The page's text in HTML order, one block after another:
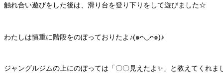
触れ合い遊びをした後は、滑り台を登り下りをして遊びました☆
わたしは慎重に階段をのぼっておりたよ♪(๑ᴖ◡ᴖ๑)♪
ジャングルジムの上にのぼっては「〇〇見えたよ✨」と教えてくれ